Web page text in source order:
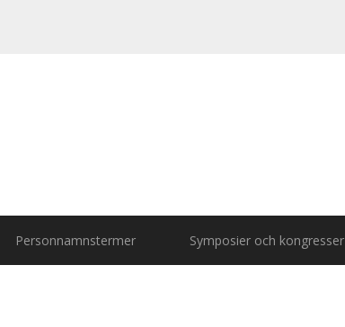
Personnamnstermer Symposier och kongresser